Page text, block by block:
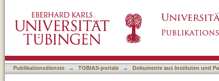
Religionsunterricht als ordentliches
Publikationsdienste → TOBIAS-portale → Dokumente aus Instituten und